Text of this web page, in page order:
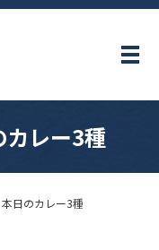
メ
レー3種
日のカレー3種